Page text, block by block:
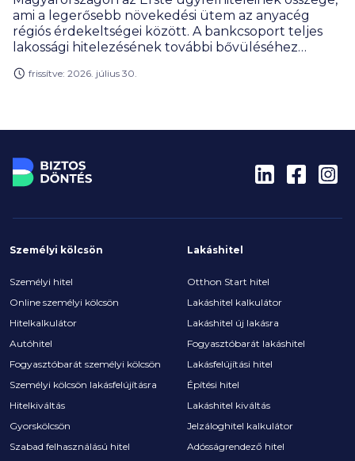
ami a legerősebb növekedési ütem az anyacég
régiós érdekeltségei között. A bankcsoport teljes
lakossági hitelezésének további bővüléséhez
kereslet élénkülése.
frissítve: 2026. július 30.
Személyi kölcsön
Személyi hitel
Online személyi kölcsön
Hitelkalkulátor
Autóhitel
Fogyasztóbarát személyi kölcsön
Személyi kölcsön lakásfelújításra
Hitelkiváltás
Gyorskölcsön
Szabad felhasználású hitel
Lakáshitel
Otthon Start hitel
Lakáshitel kalkulátor
Lakáshitel új lakásra
Fogyasztóbarát lakáshitel
Lakásfelújítási hitel
Építési hitel
Lakáshitel kiváltás
Jelzáloghitel kalkulátor
Adósságrendező hitel